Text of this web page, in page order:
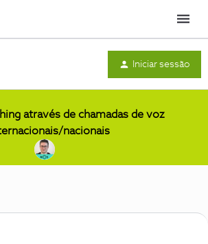
Menu
Iniciar sessão
através de chamadas de voz
nacionais